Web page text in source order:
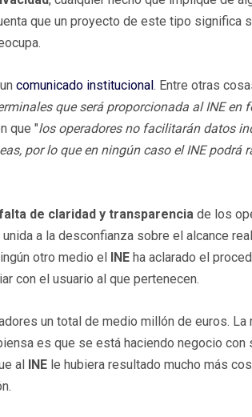
que un proyecto de este tipo significa
comunicado institucional. Entre otras
que será proporcionada al INE en
que "los operadores no facilitarán datos
por lo que en ningún caso el INE podrá
de claridad y transparencia de los
a la desconfianza sobre el alcance
otro medio el INE ha aclarado el
con el usuario al que pertenecen.
un total de medio millón de euros. La
es que se está haciendo negocio con
al INE le hubiera resultado mucho más